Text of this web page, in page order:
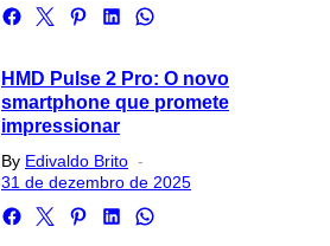
HMD Pulse 2 Pro: O novo
smartphone que promete
impressionar
By Edivaldo Brito
on
31 de dezembro de 2025